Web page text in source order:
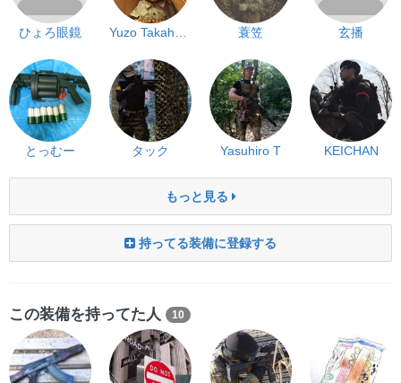
ひょろ眼鏡 Yuzo Takahashi 蓑笠 玄播
とっむー タック Yasuhiro T KEICHAN
もっと見る
持ってる装備に登録する
この装備を持ってた人 10